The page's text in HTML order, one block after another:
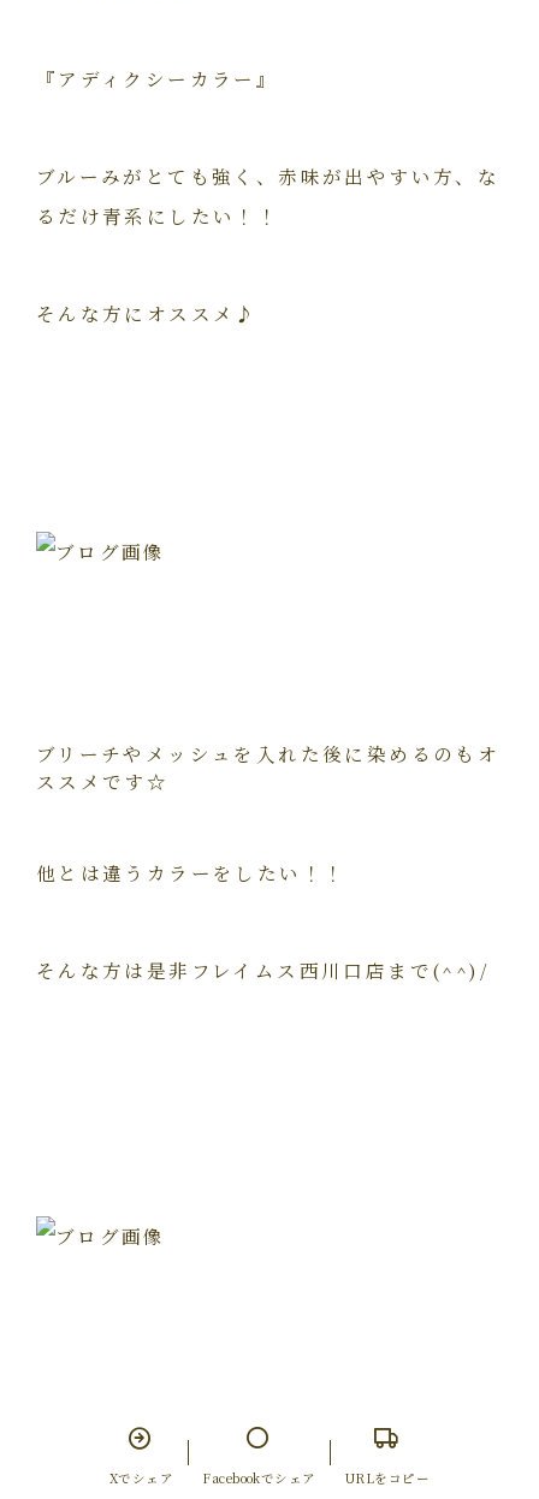
『アディクシーカラー』
ブルーみがとても強く、赤味が出やすい方、な
るだけ青系にしたい！！
そんな方にオススメ♪
ブリーチやメッシュを入れた後に染めるのもオ
ススメです☆
他とは違うカラーをしたい！！
そんな方は是非フレイムス西川口店まで(^^)/
Xでシェア Facebookでシェア URLをコピー